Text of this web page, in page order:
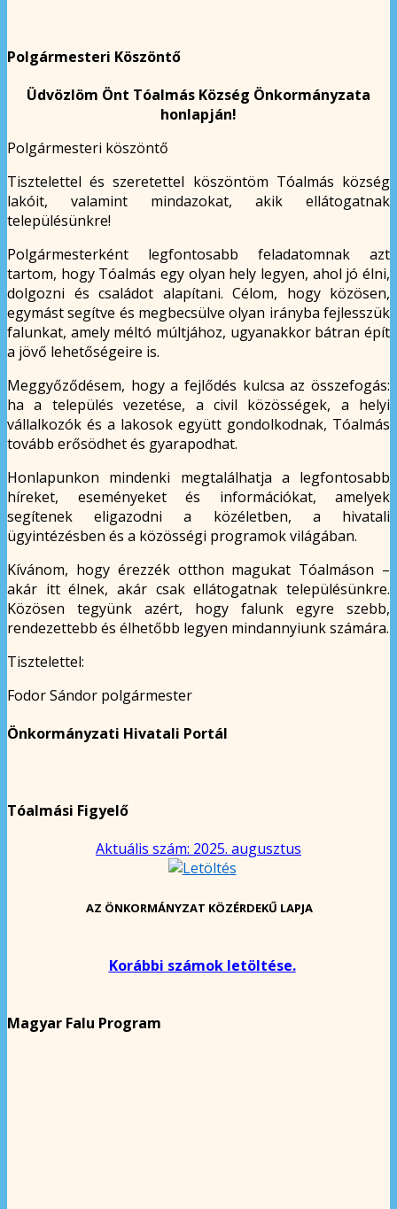
Polgármesteri Köszöntő
Üdvözlöm Önt Tóalmás Község Önkormányzata
honlapján!
Polgármesteri köszöntő
Tisztelettel és szeretettel köszöntöm Tóalmás község
lakóit, valamint mindazokat, akik ellátogatnak
településünkre!
Polgármesterként legfontosabb feladatomnak azt
tartom, hogy Tóalmás egy olyan hely legyen, ahol jó élni,
dolgozni és családot alapítani. Célom, hogy közösen,
egymást segítve és megbecsülve olyan irányba fejlesszük
falunkat, amely méltó múltjához, ugyanakkor bátran épít
a jövő lehetőségeire is.
Meggyőződésem, hogy a fejlődés kulcsa az összefogás:
ha a település vezetése, a civil közösségek, a helyi
vállalkozók és a lakosok együtt gondolkodnak, Tóalmás
tovább erősödhet és gyarapodhat.
Honlapunkon mindenki megtalálhatja a legfontosabb
híreket, eseményeket és információkat, amelyek
segítenek eligazodni a közéletben, a hivatali
ügyintézésben és a közösségi programok világában.
Kívánom, hogy érezzék otthon magukat Tóalmáson –
akár itt élnek, akár csak ellátogatnak településünkre.
Közösen tegyünk azért, hogy falunk egyre szebb,
rendezettebb és élhetőbb legyen mindannyiunk számára.
Tisztelettel:
Fodor Sándor polgármester
Önkormányzati Hivatali Portál
Tóalmási Figyelő
Aktuális szám: 2025. augusztus
AZ ÖNKORMÁNYZAT KÖZÉRDEKŰ LAPJA
Korábbi számok letöltése.
Magyar Falu Program